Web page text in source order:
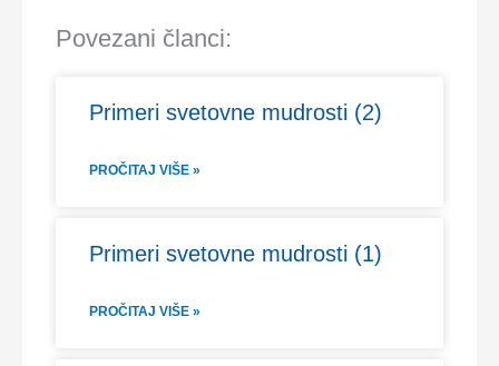
Povezani članci:
Primeri svetovne mudrosti (2)
PROČITAJ VIŠE »
Primeri svetovne mudrosti (1)
PROČITAJ VIŠE »